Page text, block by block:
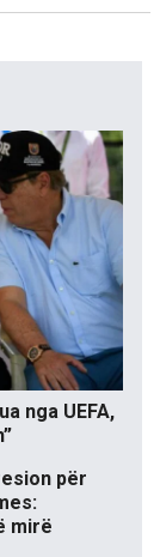
nga UEFA,
për
mirë